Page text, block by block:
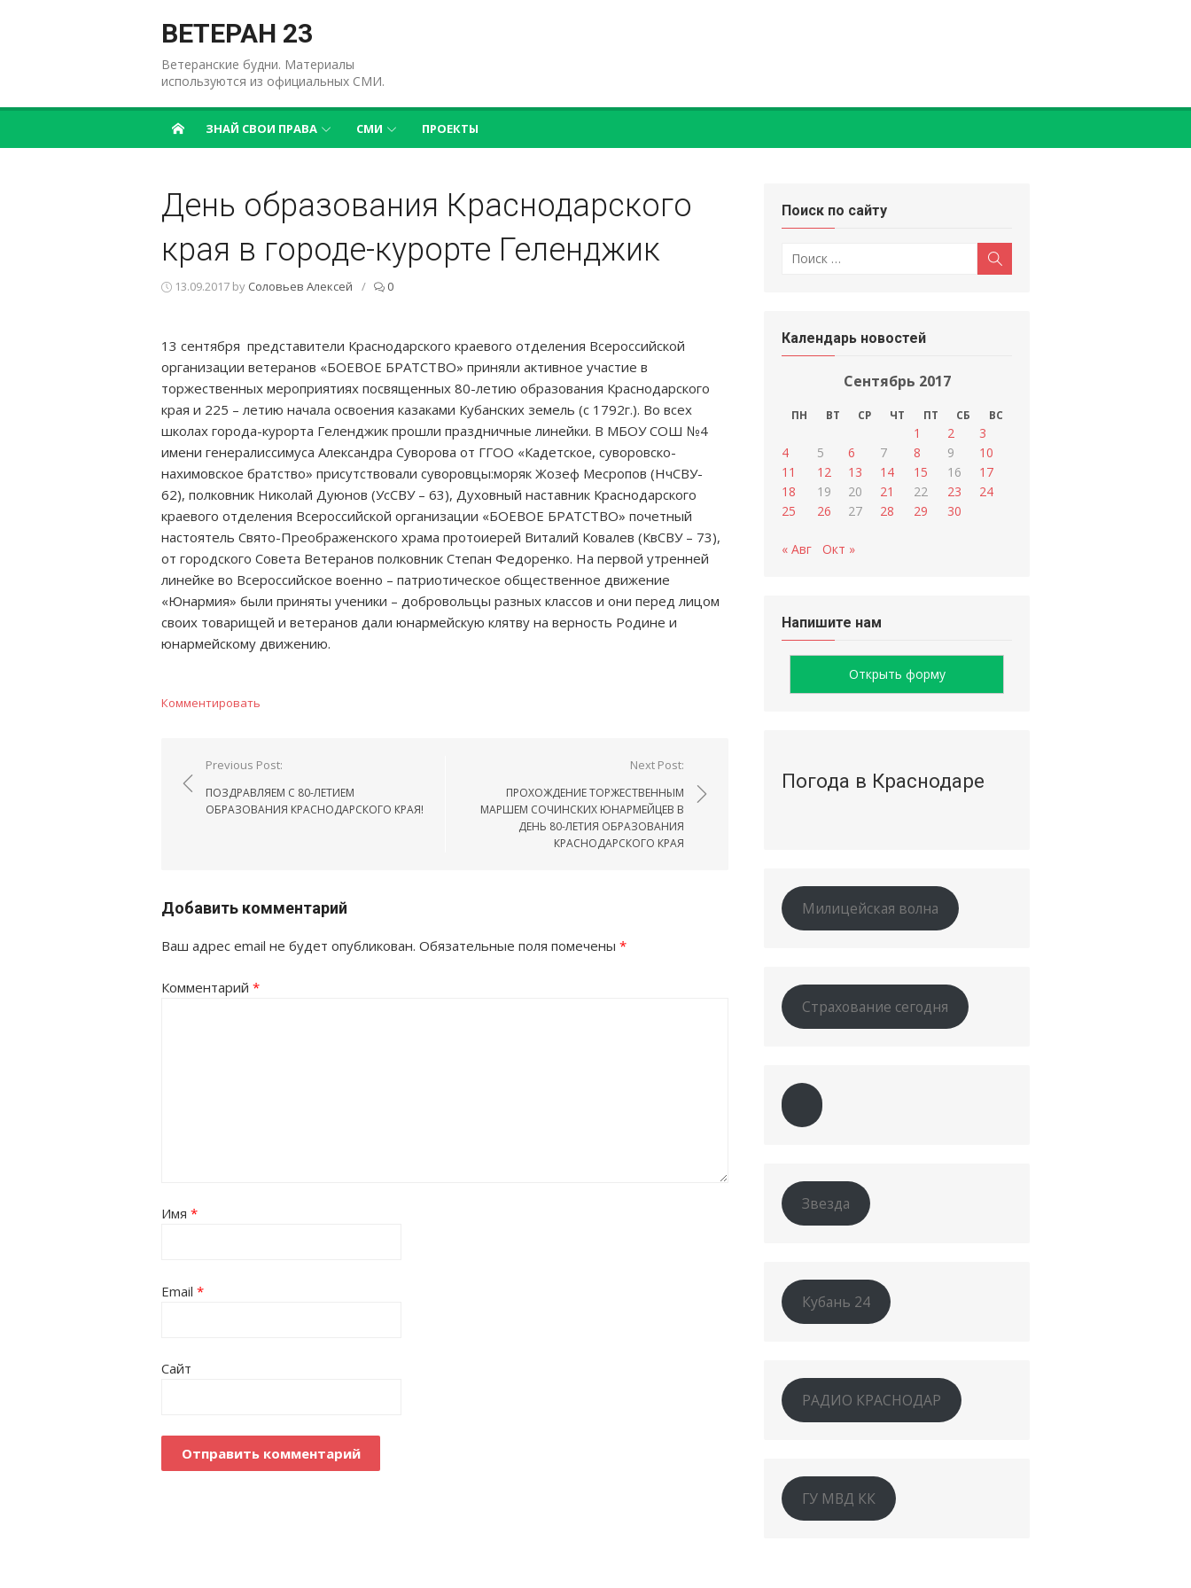
ВЕТЕРАН 23
Ветеранские будни. Материалы
используются из официальных СМИ.
ЗНАЙ СВОИ ПРАВА СМИ ПРОЕКТЫ
День образования Краснодарского
края в городе-курорте Геленджик
13.09.2017 by Соловьев Алексей / 0
13 сентября представители Краснодарского краевого отделения Всероссийской
организации ветеранов «БОЕВОЕ БРАТСТВО» приняли активное участие в
торжественных мероприятиях посвященных 80-летию образования Краснодарского
края и 225 – летию начала освоения казаками Кубанских земель (с 1792г.). Во всех
школах города-курорта Геленджик прошли праздничные линейки. В МБОУ СОШ №4
имени генералиссимуса Александра Суворова от ГГОО «Кадетское, суворовско-
нахимовское братство» присутствовали суворовцы:моряк Жозеф Месропов (НчСВУ-
62), полковник Николай Дуюнов (УсСВУ – 63), Духовный наставник Краснодарского
краевого отделения Всероссийской организации «БОЕВОЕ БРАТСТВО» почетный
настоятель Свято-Преображенского храма протоиерей Виталий Ковалев (КвСВУ – 73),
от городского Совета Ветеранов полковник Степан Федоренко. На первой утренней
линейке во Всероссийское военно – патриотическое общественное движение
«Юнармия» были приняты ученики – добровольцы разных классов и они перед лицом
своих товарищей и ветеранов дали юнармейскую клятву на верность Родине и
юнармейскому движению.
Комментировать
Навигация
по
записям
Previous Post:
ПОЗДРАВЛЯЕМ С 80-ЛЕТИЕМ
ОБРАЗОВАНИЯ КРАСНОДАРСКОГО КРАЯ!
Next Post:
ПРОХОЖДЕНИЕ ТОРЖЕСТВЕННЫМ
МАРШЕМ СОЧИНСКИХ ЮНАРМЕЙЦЕВ В
ДЕНЬ 80-ЛЕТИЯ ОБРАЗОВАНИЯ
КРАСНОДАРСКОГО КРАЯ
Добавить комментарий
Ваш адрес email не будет опубликован. Обязательные поля помечены *
Комментарий *
Имя *
Email *
Сайт
Поиск по сайту
по:
Календарь новостей
Сентябрь 2017
ПН ВТ СР ЧТ ПТ СБ ВС
1 2
3
4
5 6 7 8 9
10
11
12 13 14 15 16
17
18
19 20 21 22 23
24
25
26 27 28 29 30
« Авг Окт »
Напишите нам
Открыть форму
Погода в Краснодаре
Милицейская волна
Страхование сегодня
Звезда
Кубань 24
РАДИО КРАСНОДАР
ГУ МВД КК